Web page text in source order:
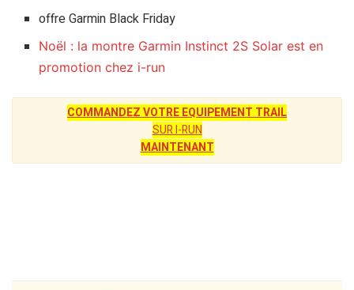
offre Garmin Black Friday
Noël : la montre Garmin Instinct 2S Solar est en
promotion chez i-run
COMMANDEZ VOTRE EQUIPEMENT TRAIL
SUR I-RUN
MAINTENANT